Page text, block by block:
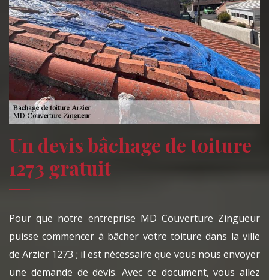
Un devis bâchage de toiture
1273 gratuit
Pour que notre entreprise MD Couverture Zingueur
puisse commencer à bâcher votre toiture dans la ville
de Arzier 1273 ; il est nécessaire que vous nous envoyer
une demande de devis. Avec ce document, vous allez